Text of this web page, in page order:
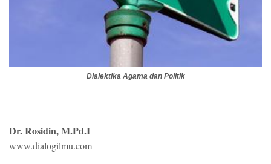
Dialektika Agama dan Politik
Dr. Rosidin, M.Pd.I
www.dialogilmu.com